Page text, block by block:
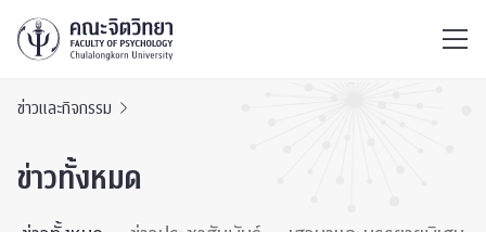
ข่าวและกิจกรรม
ข่าวทั้งหมด